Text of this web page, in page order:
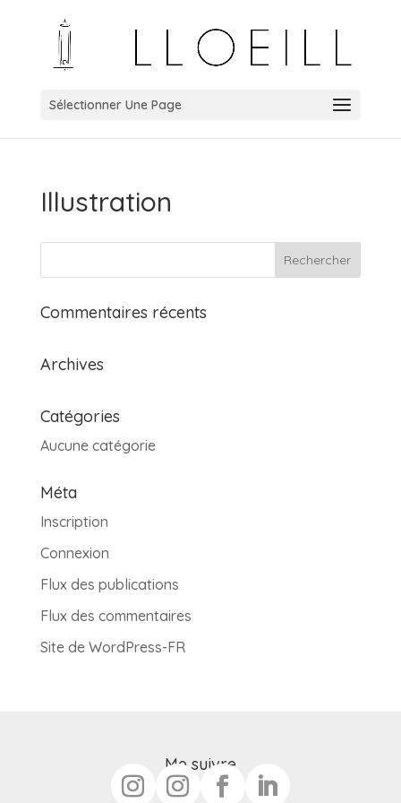
Sélectionner Une Page
Illustration
Commentaires récents
Archives
Catégories
Aucune catégorie
Méta
Inscription
Connexion
Flux des publications
Flux des commentaires
Site de WordPress-FR
Me suivre